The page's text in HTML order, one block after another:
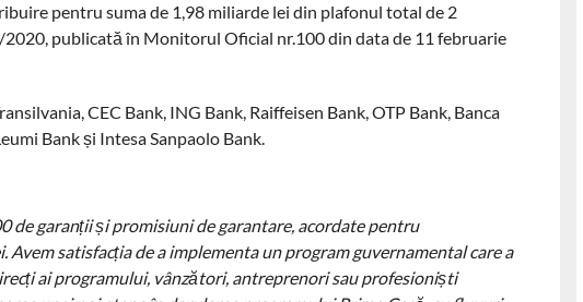
pentru suma de 1,98 miliarde lei din plafonul total de 2
publicată în Monitorul Oficial nr.100 din data de 11 februarie
CEC Bank, ING Bank, Raiffeisen Bank, OTP Bank, Banca
Bank și Intesa Sanpaolo Bank.
de garanții și promisiuni de garantare, acordate pentru
satisfacția de a implementa un program guvernamental care a
ai programului, vânzători, antreprenori sau profesioniști